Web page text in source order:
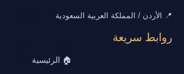
📍 الأردن / المملكة العربية السعودية
روابط سريعة
🏠 الرئيسية